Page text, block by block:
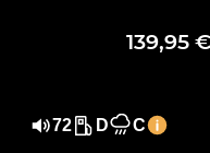
215/65R16C 106/
139,95 €
72 D C